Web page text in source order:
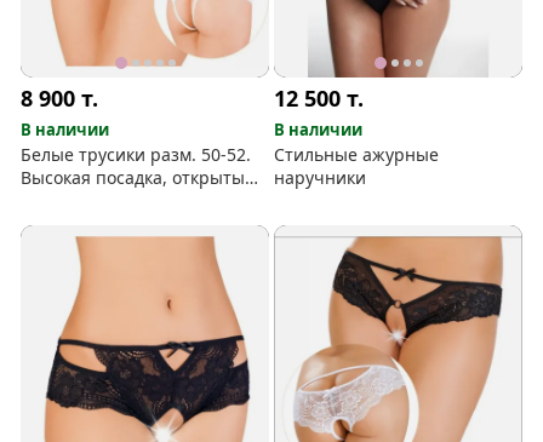
8 900т.
В наличии
Белые трусики разм. 50-52.
Высокая посадка, открытый
12 500т.
В наличии
Стильные ажурные
наручники